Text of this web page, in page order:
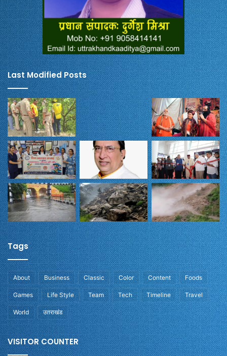
Last Modified Posts
Tags
About Business Classic Color Content Foods
Games Life Style Team Tech Timeline Travel
World उतराखंड
VISITOR COUNTER